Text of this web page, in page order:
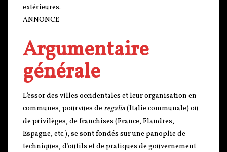
extérieures.
ANNONCE
Argumentaire
générale
L’essor des villes occidentales et leur organisation en
communes, pourvues de regalia(Italie communale) ou
de privilèges, de franchises (France, Flandres,
Espagne, etc.), se sont fondés sur une panoplie de
techniques, d’outils et de pratiques de gouvernement